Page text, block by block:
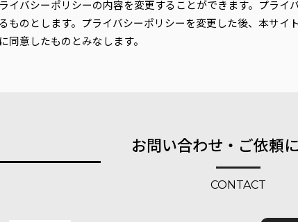
イバシーポリシーの内容を変更することができます。プラ
ものとします。プライバシーポリシーを変更した後、本サ
同意したものとみなします。
お問い合わせ・ご依頼
CONTACT